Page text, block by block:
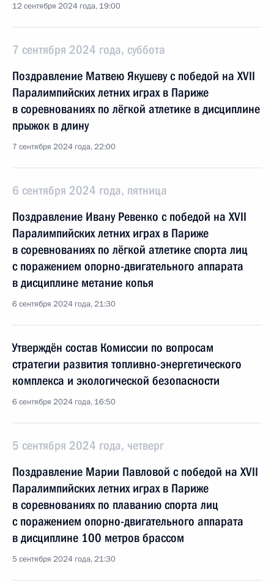
12 сентября 2024 года, 19:00
7 сентября 2024 года, суббота
Поздравление Матвею Якушеву с победой на XVII
Паралимпийских летних играх в Париже
в соревнованиях по лёгкой атлетике в дисциплине
прыжок в длину
7 сентября 2024 года, 22:00
6 сентября 2024 года, пятница
Поздравление Ивану Ревенко с победой на XVII
Паралимпийских летних играх в Париже
в соревнованиях по лёгкой атлетике спорта лиц
с поражением опорно-двигательного аппарата
в дисциплине метание копья
6 сентября 2024 года, 21:30
Утверждён состав Комиссии по вопросам
стратегии развития топливно-энергетического
комплекса и экологической безопасности
6 сентября 2024 года, 16:50
5 сентября 2024 года, четверг
Поздравление Марии Павловой с победой на XVII
Паралимпийских летних играх в Париже
в соревнованиях по плаванию спорта лиц
с поражением опорно-двигательного аппарата
в дисциплине 100 метров брассом
5 сентября 2024 года, 21:30